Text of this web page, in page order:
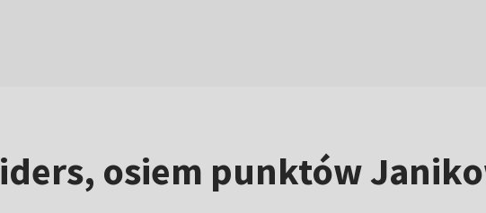
osiem punktów